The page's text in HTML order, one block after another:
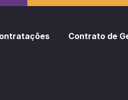
Contrato de